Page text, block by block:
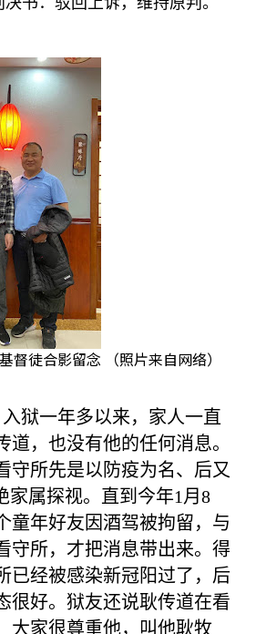
督徒合影留念 （照片来自网络）
入狱一年多以来，家人一直
道，也没有他的任何消息。
守所先是以防疫为名、后又
家属探视。直到今年1 月 8
童年好友因酒驾被拘留，与
守所，才把消息带出来。得
已经被感染新冠阳过了，后
很好。狱友还说耿传道在看
大家很尊重他，叫他耿牧